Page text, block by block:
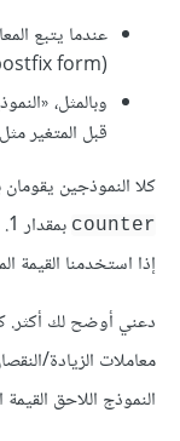
عندما يتبع
(postfix form) مثل
قبل المتغير مثل
كلا النموذجين
counter
إذا استخدمنا القيمة
دعني أوضح لك أكثر.
معاملات الزيادة/
النموذج اللاحق